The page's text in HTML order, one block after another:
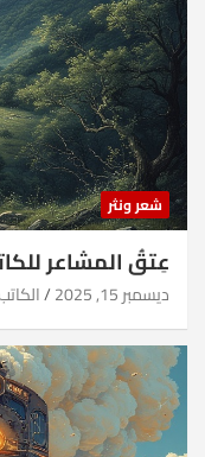
شعر ونثر
عِتقُ المشاعر
ديسمبر 15, 2025